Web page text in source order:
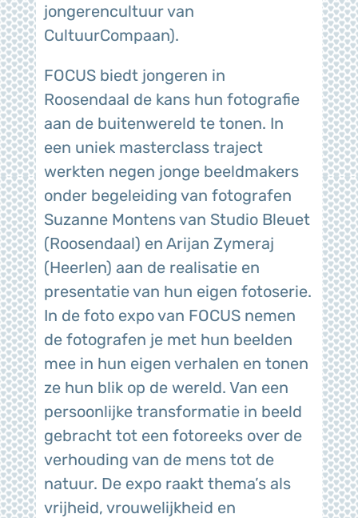
jongerencultuur van
CultuurCompaan).
FOCUS biedt jongeren in
Roosendaal de kans hun fotografie
aan de buitenwereld te tonen. In
een uniek masterclass traject
werkten negen jonge beeldmakers
onder begeleiding van fotografen
Suzanne Montens van Studio Bleuet
(Roosendaal) en Arijan Zymeraj
(Heerlen) aan de realisatie en
presentatie van hun eigen fotoserie.
In de foto expo van FOCUS nemen
de fotografen je met hun beelden
mee in hun eigen verhalen en tonen
ze hun blik op de wereld. Van een
persoonlijke transformatie in beeld
gebracht tot een fotoreeks over de
verhouding van de mens tot de
natuur. De expo raakt thema’s als
vrijheid, vrouwelijkheid en